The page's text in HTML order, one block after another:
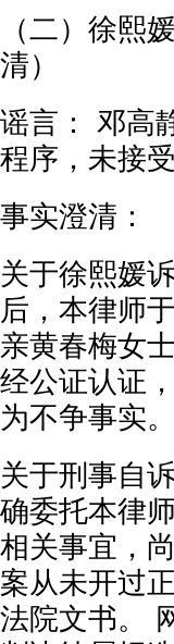
（二）徐熙
清）
谣言： 邓高
程序，未接
事实澄清：
关于徐熙媛
后，本律师
亲黄春梅女
经公证认证
为不争事实。
关于刑事自
确委托本律
相关事宜，
案从未开过
法院文书。